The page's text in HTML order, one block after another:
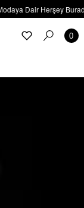
Dair Herşey
0